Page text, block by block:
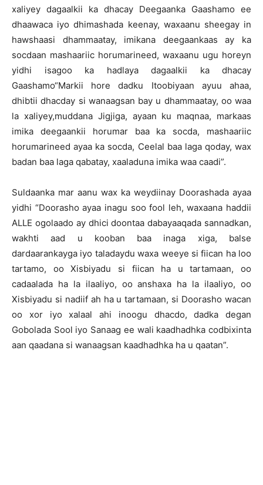
xaliyey dagaalkii ka dhacay Deegaanka Gaashamo ee
dhaawaca iyo dhimashada keenay, waxaanu sheegay in
hawshaasi dhammaatay, imikana deegaankaas ay ka
socdaan mashaariic horumarineed, waxaanu ugu horeyn
yidhi isagoo ka hadlaya dagaalkii ka dhacay
Gaashamo“Markii hore dadku Itoobiyaan ayuu ahaa,
dhibtii dhacday si wanaagsan bay u dhammaatay, oo waa
la xaliyey,muddana Jigjiga, ayaan ku maqnaa, markaas
imika deegaankii horumar baa ka socda, mashaariic
horumarineed ayaa ka socda, Ceelal baa laga qoday, wax
badan baa laga qabatay, xaaladuna imika waa caadi”.
Suldaanka mar aanu wax ka weydiinay Doorashada ayaa
yidhi “Doorasho ayaa inagu soo fool leh, waxaana haddii
ALLE ogolaado ay dhici doontaa dabayaaqada sannadkan,
wakhti aad u kooban baa inaga xiga, balse
dardaarankayga iyo taladaydu waxa weeye si fiican ha loo
tartamo, oo Xisbiyadu si fiican ha u tartamaan, oo
cadaalada ha la ilaaliyo, oo anshaxa ha la ilaaliyo, oo
Xisbiyadu si nadiif ah ha u tartamaan, si Doorasho wacan
oo xor iyo xalaal ahi inoogu dhacdo, dadka degan
Gobolada Sool iyo Sanaag ee wali kaadhadhka codbixinta
aan qaadana si wanaagsan kaadhadhka ha u qaatan”.